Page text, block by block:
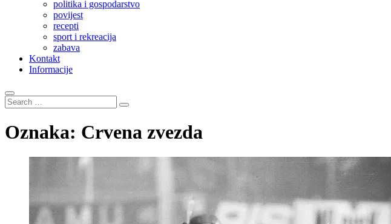
politika i gospodarstvo
povijest
recepti
sport i rekreacija
zabava
Kontakt
Informacije
Search
…
Oznaka: Crvena zvezda